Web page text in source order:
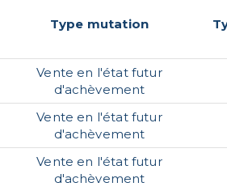
Type mutation
Vente en l'état futur
d'achèvement
Vente en l'état futur
d'achèvement
Vente en l'état futur
d'achèvement